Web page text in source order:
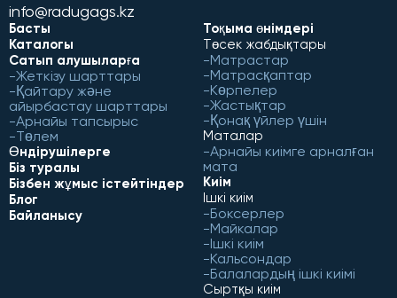
info@radugags.kz
Басты
Каталогы
Сатып алушыларға
Жеткізу шарттары
Қайтару және
айырбастау шарттары
Арнайы тапсырыс
Төлем
Өндірушілерге
Біз туралы
Бізбен жұмыс істейтіндер
Блог
Байланысу
Тоқыма өнімдері
Төсек жабдықтары
Матрастар
Матрасқаптар
Көрпелер
Жастықтар
Қонақ үйлер үшін
Маталар
Арнайы киімге арналған
мата
Киім
Ішкі киім
Боксерлер
Майкалар
Ішкі киім
Кальсондар
Балалардың ішкі киімі
Сыртқы киім